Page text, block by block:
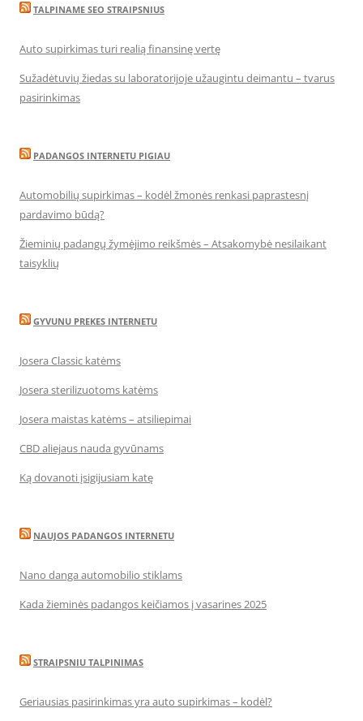
TALPINAME SEO STRAIPSNIUS
Auto supirkimas turi realią finansinę vertę
Sužadėtuvių žiedas su laboratorijoje užaugintu deimantu – tvarus
pasirinkimas
PADANGOS INTERNETU PIGIAU
Automobilių supirkimas – kodėl žmonės renkasi paprastesnį
pardavimo būdą?
Žieminių padangų žymėjimo reikšmės – Atsakomybė nesilaikant
taisyklių
GYVUNU PREKES INTERNETU
Josera Classic katėms
Josera sterilizuotoms katėms
Josera maistas katėms – atsiliepimai
CBD aliejaus nauda gyvūnams
Ką dovanoti įsigijusiam katę
NAUJOS PADANGOS INTERNETU
Nano danga automobilio stiklams
Kada žieminės padangos keičiamos į vasarines 2025
STRAIPSNIU TALPINIMAS
Geriausias pasirinkimas yra auto supirkimas – kodėl?